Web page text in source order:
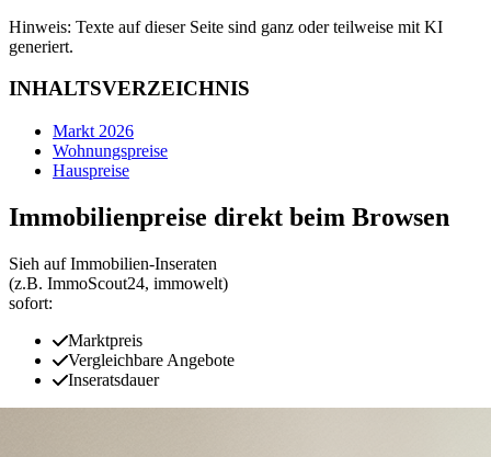
Hinweis: Texte auf dieser Seite sind ganz oder teilweise mit KI
generiert.
INHALTSVERZEICHNIS
Markt 2026
Wohnungspreise
Hauspreise
Immobilienpreise direkt beim Browsen
Sieh auf Immobilien‑Inseraten
(z.B. ImmoScout24, immowelt)
sofort:
Marktpreis
Vergleichbare Angebote
Inseratsdauer